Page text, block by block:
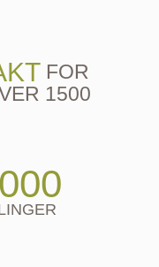
FOR
1500